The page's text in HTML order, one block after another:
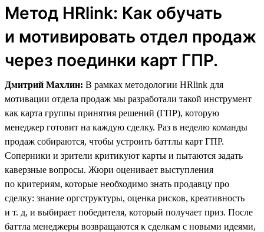
Метод HRlink: Как обучать
и мотивировать отдел продаж
через поединки карт ГПР.
Дмитрий Махлин: В рамках методологии HRlink для
мотивации отдела продаж мы разработали такой инструмент
как карта группы принятия решений (ГПР), которую
менеджер готовит на каждую сделку. Раз в неделю команды
продаж собираются, чтобы устроить баттлы карт ГПР.
Соперники и зрители критикуют карты и пытаются задать
каверзные вопросы. Жюри оценивает выступления
по критериям, которые необходимо знать продавцу про
сделку: знание оргструктуры, оценка рисков, креативность
и т. д, и выбирает победителя, который получает приз. После
баттла менеджеры возвращаются к сделкам с новыми идеями,